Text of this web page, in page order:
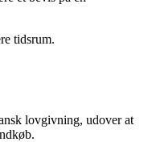
tidsrum.
lovgivning, udover at